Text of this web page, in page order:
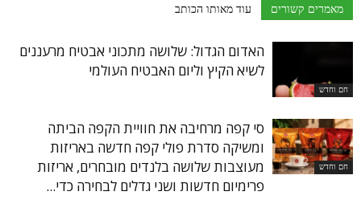
מאמרים קשורים עוד מאותו הכותב
חם וחדש
האדום הגדול: שלושה מתכוני אבטיח מרעננים
לשיא הקיץ וליום האבטיח העולמי
חם וחדש
סי קפה מרחיבה את חוויית הקפה הביתה
ומשיקה סדרת פולי קפה חדשה באריזות
מעוצבות שלושה בלנדים מובחרים, אריזות
פרימיום חדשות ושני גדלים לבחירה כדי...